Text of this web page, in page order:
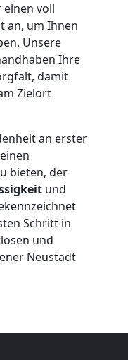
voll
an, um Ihnen
Unsere
Ihre
damit
Zielort
an erster
bieten, der
und
Schritt in
und
Neustadt